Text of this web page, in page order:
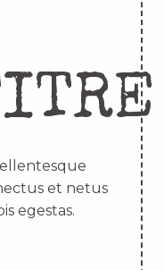
et netus
egestas.